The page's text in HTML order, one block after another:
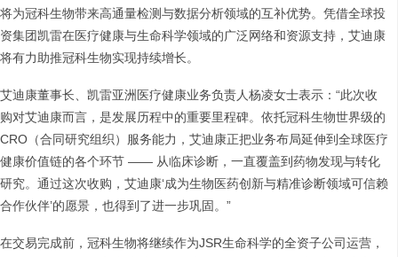
将为冠科生物带来高通量检测与数据分析领域的互补优势。凭借全球投
资集团凯雷在医疗健康与生命科学领域的广泛网络和资源支持，艾迪康
将有力助推冠科生物实现持续增长。
艾迪康董事长、凯雷亚洲医疗健康业务负责人杨凌女士表示：“此次收
购对艾迪康而言，是发展历程中的重要里程碑。依托冠科生物世界级的
CRO（合同研究组织）服务能力，艾迪康正把业务布局延伸到全球医疗
健康价值链的各个环节 —— 从临床诊断，一直覆盖到药物发现与转化
研究。通过这次收购，艾迪康‘成为生物医药创新与精准诊断领域可信赖
合作伙伴’的愿景，也得到了进一步巩固。”
在交易完成前，冠科生物将继续作为JSR生命科学的全资子公司运营，